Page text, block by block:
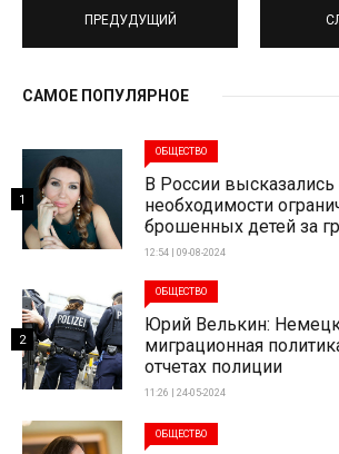
ПРЕДУДУЩИЙ
САМОЕ ПОПУЛЯРНОЕ
ОБЩЕСТВО
В России высказались
необходимости
брошенных детей за
12:54 | 09-08-2024
1
ОБЩЕСТВО
Юрий Велькин:
миграционная
отчетах полиции
11:26 | 24-05-2024
2
ОБЩЕСТВО